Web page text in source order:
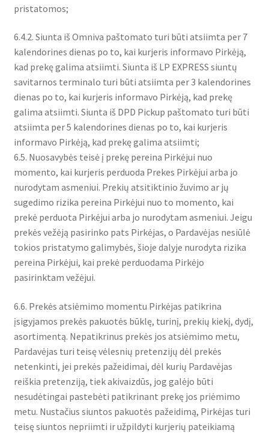
pristatomos;
6.4.2. Siunta iš Omniva paštomato turi būti atsiimta per 7
kalendorines dienas po to, kai kurjeris informavo Pirkėją,
kad prekę galima atsiimti. Siunta iš LP EXPRESS siuntų
savitarnos terminalo turi būti atsiimta per 3 kalendorines
dienas po to, kai kurjeris informavo Pirkėją, kad prekę
galima atsiimti. Siunta iš DPD Pickup paštomato turi būti
atsiimta per 5 kalendorines dienas po to, kai kurjeris
informavo Pirkėją, kad prekę galima atsiimti;
6.5. Nuosavybės teisė į prekę pereina Pirkėjui nuo
momento, kai kurjeris perduoda Prekes Pirkėjui arba jo
nurodytam asmeniui. Prekių atsitiktinio žuvimo ar jų
sugedimo rizika pereina Pirkėjui nuo to momento, kai
prekė perduota Pirkėjui arba jo nurodytam asmeniui. Jeigu
prekės vežėją pasirinko pats Pirkėjas, o Pardavėjas nesiūlė
tokios pristatymo galimybės, šioje dalyje nurodyta rizika
pereina Pirkėjui, kai prekė perduodama Pirkėjo
pasirinktam vežėjui.
6.6. Prekės atsiėmimo momentu Pirkėjas patikrina
įsigyjamos prekės pakuotės būklę, turinį, prekių kiekį, dydį,
asortimentą. Nepatikrinus prekės jos atsiėmimo metu,
Pardavėjas turi teisę vėlesnių pretenzijų dėl prekės
netenkinti, jei prekės pažeidimai, dėl kurių Pardavėjas
reiškia pretenziją, tiek akivaizdūs, jog galėjo būti
nesudėtingai pastebėti patikrinant prekę jos priėmimo
metu. Nustačius siuntos pakuotės pažeidimą, Pirkėjas turi
teisę siuntos nepriimti ir užpildyti kurjerių pateikiamą